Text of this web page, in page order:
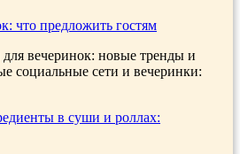
что предложить гостям
вечеринок: новые тренды и
социальные сети и вечеринки:
в суши и роллах: